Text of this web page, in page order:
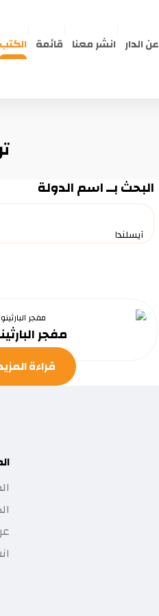
الكتب قائمة انشر معنا عن الدار
البحث بــ اسم الدولة
مفجر
قراءة